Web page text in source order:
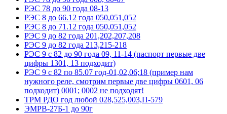
РЭС 78 до 90 года 08-13
РЭС 8 до 66.12 года 050,051,052
РЭС 8 до 71.12 года 050,051,052
РЭС 9 до 82 года 201,202,207,208
РЭС 9 до 82 года 213,215-218
РЭС 9 с 82 до 90 года 09, 11-14 (паспорт первые две
цифры 1301, 13 подходит)
РЭС 9 с 82 по 85.07 год-01,02,06;18 (пример нам
нужного реле, смотрим первые две цифры 0601, 06
подходит) 0001; 0002 не подходят!
ТРМ РДО год любой 028,525,003,П-579
ЭМРВ-27Б-1 до 90г